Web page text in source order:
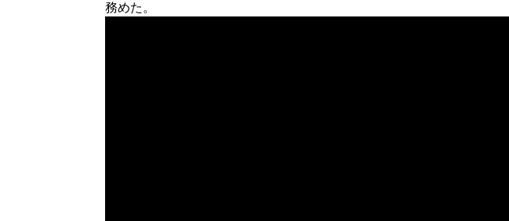
務めた。